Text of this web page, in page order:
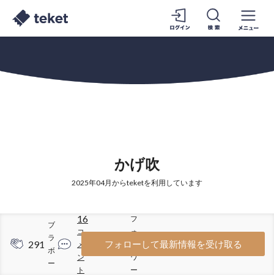
かげ吹
2025年04月からteketを利用しています
291
ブ
ラ
ボ
ー
16
コ
メ
ン
ト
144
フ
ォ
ロ
ワ
ー
フォローして最新情報を受け取る